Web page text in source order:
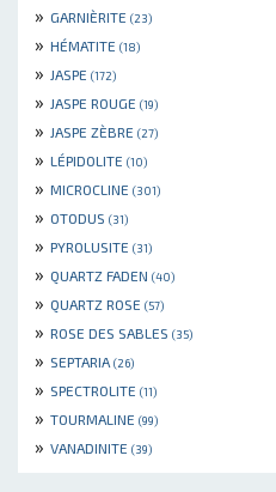
» GARNIÈRITE (23)
» HÉMATITE (18)
» JASPE (172)
» JASPE ROUGE (19)
» JASPE ZÈBRE (27)
» LÉPIDOLITE (10)
» MICROCLINE (301)
» OTODUS (31)
» PYROLUSITE (31)
» QUARTZ FADEN (40)
» QUARTZ ROSE (57)
» ROSE DES SABLES (35)
» SEPTARIA (26)
» SPECTROLITE (11)
» TOURMALINE (99)
» VANADINITE (39)